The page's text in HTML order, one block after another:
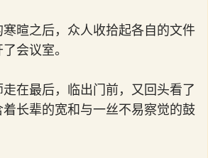
暄之后，众人收拾起各自的文件
会议室。
在最后，临出门前，又回头看了
长辈的宽和与一丝不易察觉的鼓